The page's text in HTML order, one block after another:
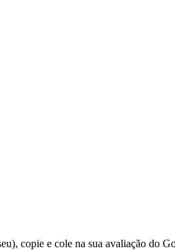
copie e cole na sua avaliação do